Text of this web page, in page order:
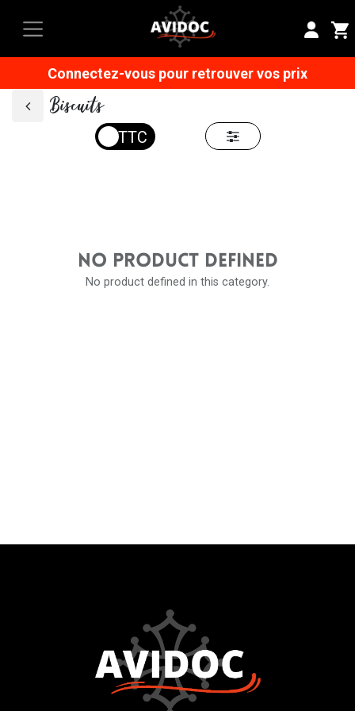
Connectez-vous pour retrouver vos prix
Biscuits
NO PRODUCT DEFINED
No product defined in this category.